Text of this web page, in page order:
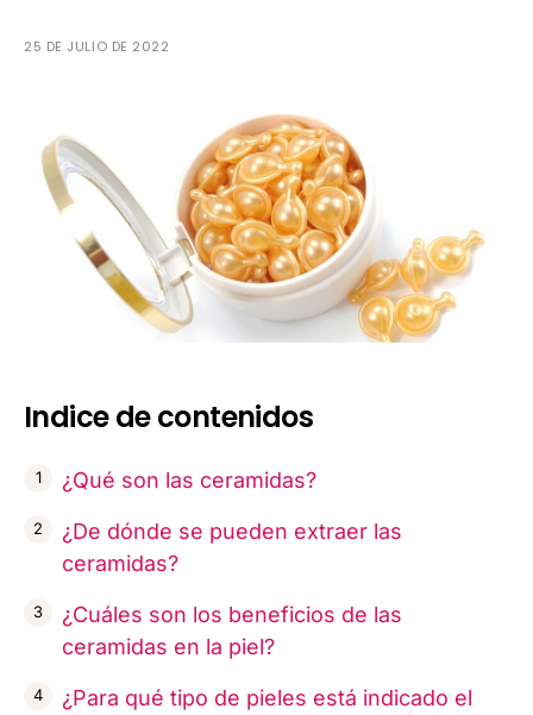
25 DE JULIO DE 2022
Indice de contenidos
¿Qué son las ceramidas?
¿De dónde se pueden extraer las
ceramidas?
¿Cuáles son los beneficios de las
ceramidas en la piel?
¿Para qué tipo de pieles está indicado el